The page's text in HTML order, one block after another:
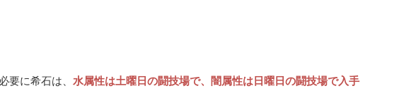
要に希石は、 水属性は土曜日の闘技場で、闇属性は日曜日の闘技場で入手